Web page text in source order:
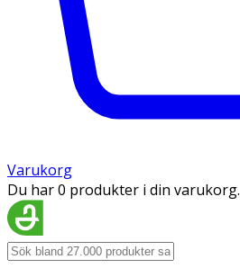
Varukorg
Du har 0 produkter i din varukorg.